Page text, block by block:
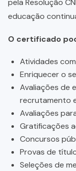
pela Resolução
educação
O certificado
Atividades
Enriquecer o
Avaliações de
recrutamento
Avaliações
Gratificações
Concursos
Provas de
Seleções de